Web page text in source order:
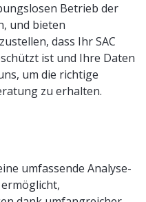
Betrieb der
und bieten
dass Ihr SAC
ist und Ihre Daten
um die richtige
zu erhalten.
umfassende Analyse-